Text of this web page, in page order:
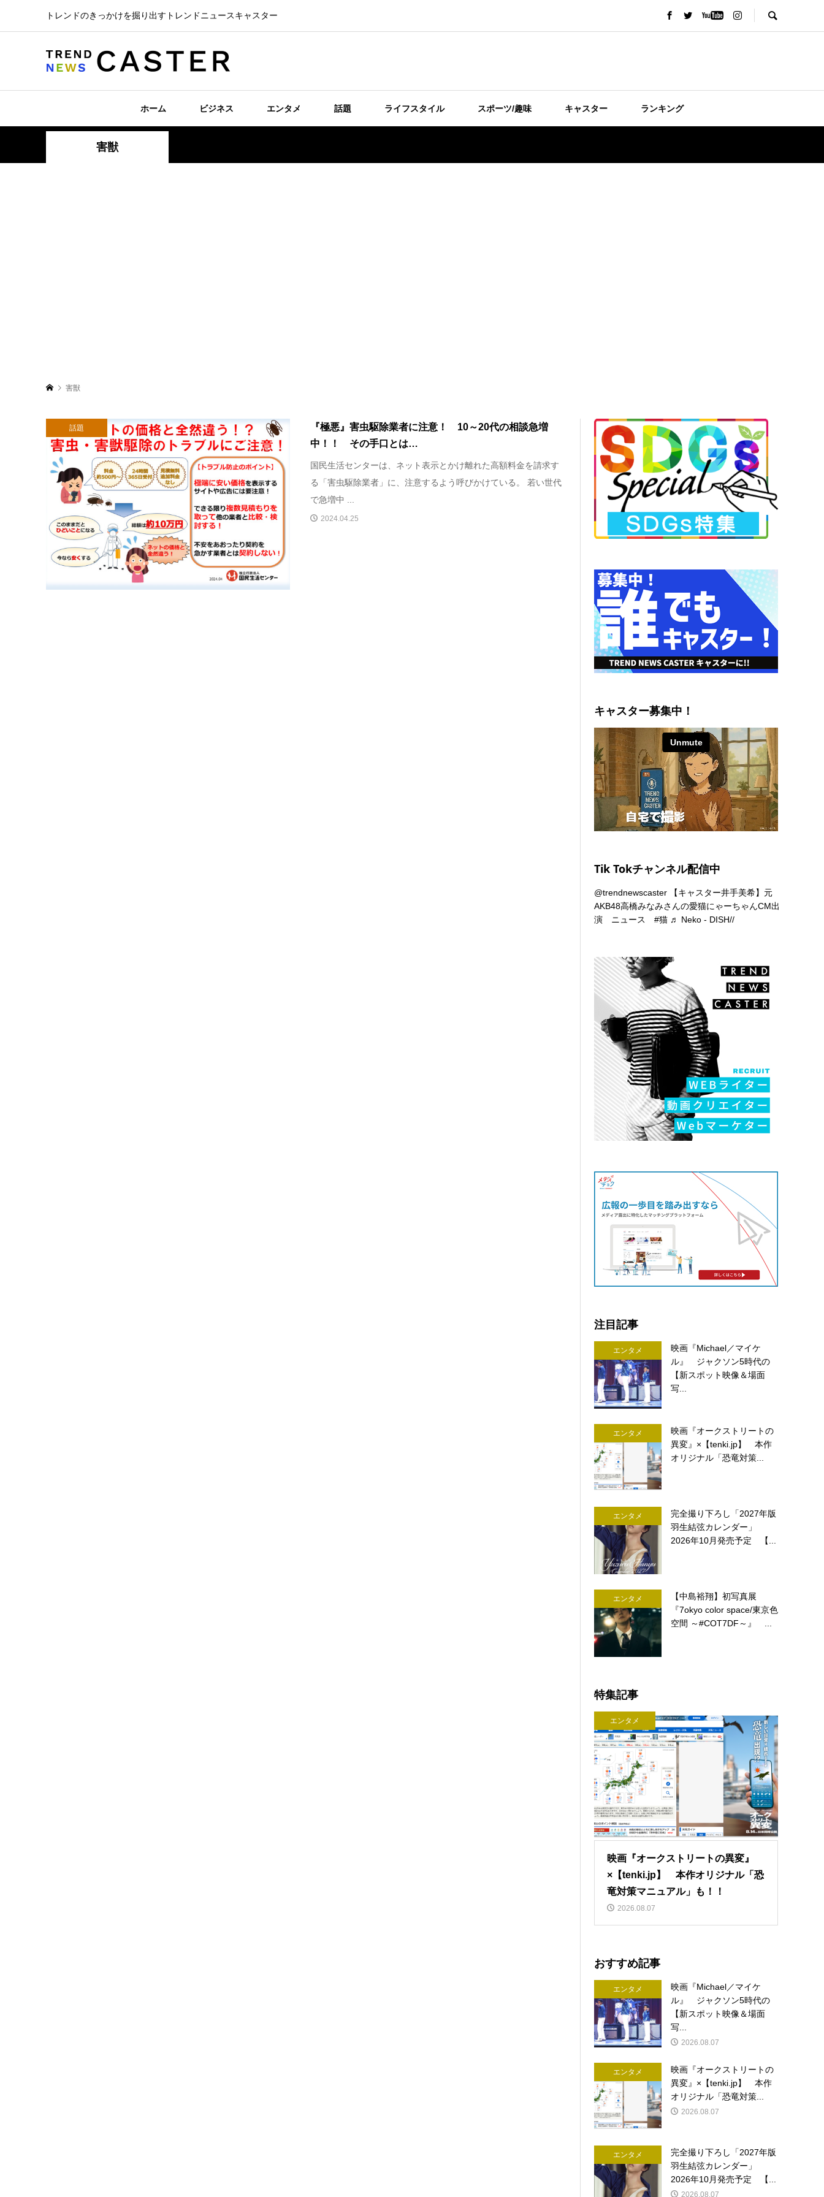
トレンドのきっかけを掘り出すトレンドニュースキャスター
ホーム ビジネス エンタメ 話題 ライフスタイル スポーツ/趣味 キャスター ランキング
害獣
害獣
話題
『極悪』害虫駆除業者に注意！ 10～20代の相談急増
中！！ その手口とは…
国民生活センターは、ネット表示とかけ離れた高額料金を請求す
る「害虫駆除業者」に、注意するよう呼びかけている。 若い世代
で急増中 ...
2024.04.25
キャスター募集中！
Tik Tokチャンネル配信中
@trendnewscaster 【キャスター井手美希】元
AKB48高橋みなみさんの愛猫にゃーちゃんCM出
演 ニュース#猫 ♬ Neko - DISH//
注目記事
エンタメ
映画『Michael／マイケ
ル』 ジャクソン5時代の
【新スポット映像＆場面
写...
エンタメ
映画『オークストリートの
異変』×【tenki.jp】 本作
オリジナル「恐竜対策...
エンタメ
完全撮り下ろし「2027年版
羽生結弦カレンダー」
2026年10月発売予定 【...
エンタメ
【中島裕翔】初写真展
『7okyo color space/東京色
空間 ～#COT7DF～』 ...
特集記事
エンタメ
映画『オークストリートの異変』
×【tenki.jp】 本作オリジナル「恐
竜対策マニュアル」も！！
2026.08.07
おすすめ記事
エンタメ
映画『Michael／マイケ
ル』 ジャクソン5時代の
【新スポット映像＆場面
写...
2026.08.07
エンタメ
映画『オークストリートの
異変』×【tenki.jp】 本作
オリジナル「恐竜対策...
2026.08.07
エンタメ
完全撮り下ろし「2027年版
羽生結弦カレンダー」
2026年10月発売予定 【...
2026.08.07